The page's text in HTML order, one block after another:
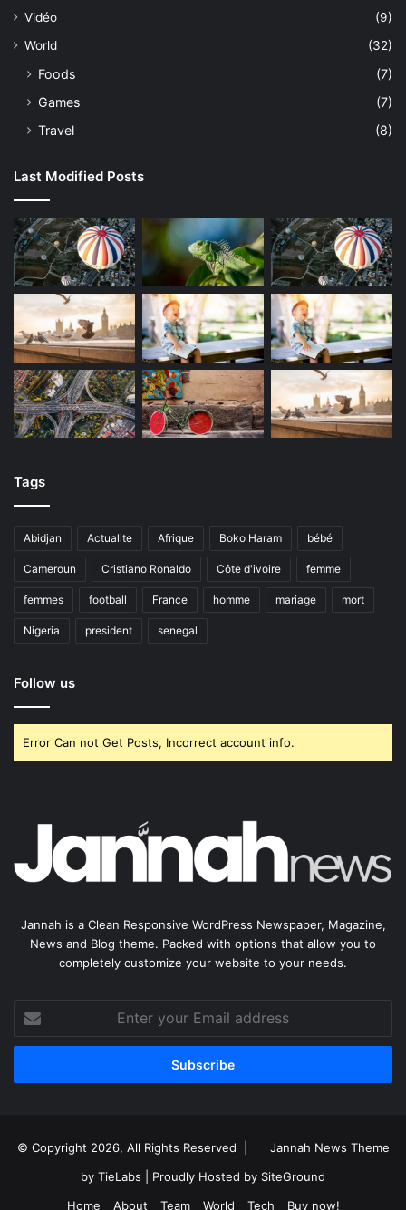
Vidéo
(9)
World
(32)
Foods
(7)
Games
(7)
Travel
(8)
Last Modified Posts
Tags
Abidjan Actualite Afrique Boko Haram bébé
Cameroun Cristiano Ronaldo Côte d'ivoire femme
femmes football France homme mariage mort
Nigeria president senegal
Follow us
Error Can not Get Posts, Incorrect account info.
Jannah is a Clean Responsive WordPress Newspaper, Magazine,
News and Blog theme. Packed with options that allow you to
completely customize your website to your needs.
your
Email
© Copyright 2026, All Rights Reserved |
Jannah News Theme
by TieLabs | Proudly Hosted by SiteGround
Home
About Team World Tech Buy now!